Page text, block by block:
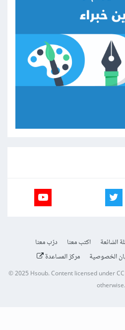
الشائعة اكتب معنا
درّب معنا
الخصوصية مركز المساعدة
© 2025 Hsoub.Content licensed under
otherwise.